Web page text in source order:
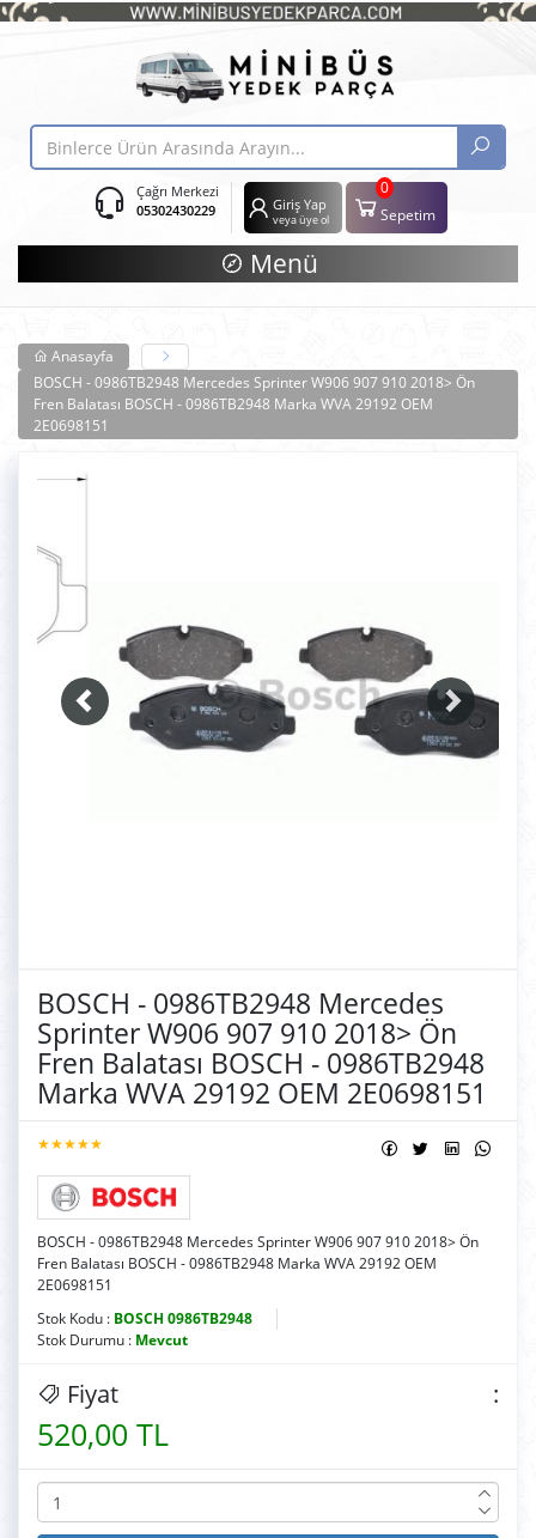
Çağrı Merkezi
05302430229
Giriş Yap
veya üye ol
0
Sepetim
Menü
Anasayfa
BOSCH - 0986TB2948 Mercedes Sprinter W906 907 910 2018> Ön
Fren Balatası BOSCH - 0986TB2948 Marka WVA 29192 OEM
2E0698151
BOSCH - 0986TB2948 Mercedes
Sprinter W906 907 910 2018> Ön
Fren Balatası BOSCH - 0986TB2948
Marka WVA 29192 OEM 2E0698151
★★★★★
BOSCH - 0986TB2948 Mercedes Sprinter W906 907 910 2018> Ön
Fren Balatası BOSCH - 0986TB2948 Marka WVA 29192 OEM
2E0698151
Stok Kodu : BOSCH 0986TB2948
Stok Durumu : Mevcut
Fiyat :
520,00 TL